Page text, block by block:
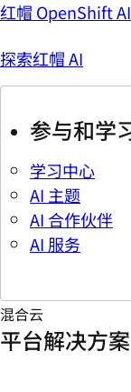
红帽 OpenShift AI
探索红帽 AI
参与和学
学习中心
AI 主题
AI 合作伙伴
AI 服务
混合云
平台解决方案